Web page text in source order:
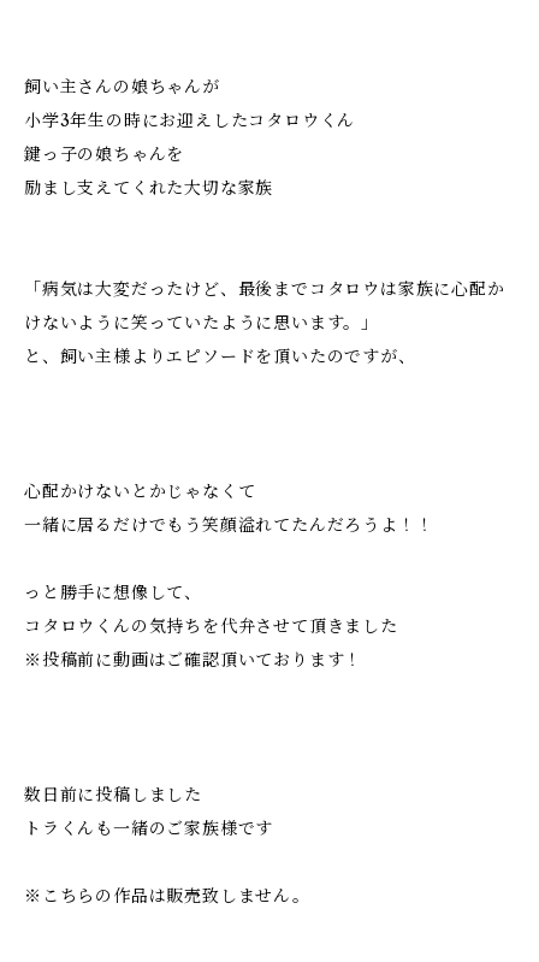
飼い主さんの娘ちゃんが
小学3年生の時にお迎えしたコタロウくん
鍵っ子の娘ちゃんを
励まし支えてくれた大切な家族
「病気は大変だったけど、最後までコタロウは家族に心配か
けないように笑っていたように思います。」
と、飼い主様よりエピソードを頂いたのですが、
心配かけないとかじゃなくて
一緒に居るだけでもう笑顔溢れてたんだろうよ！！
っと勝手に想像して、
コタロウくんの気持ちを代弁させて頂きました
※投稿前に動画はご確認頂いております！
数日前に投稿しました
トラくんも一緒のご家族様です
※こちらの作品は販売致しません。